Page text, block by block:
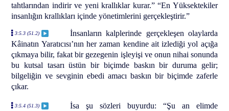
tahtlarından indirir ve yeni krallıklar kurar.” “En Yüksektekiler
insanlığın krallıkları içinde yönetimlerini gerçekleştirir.”
3:5.3 (51.2)
İnsanların kalplerinde gerçekleşen olaylarda
Kâinatın Yaratıcısı’nın her zaman kendine ait izlediği yol açığa
çıkmaya bilir, fakat bir gezegenin işleyişi ve onun nihai sonunda
bu kutsal tasarı üstün bir biçimde baskın bir duruma gelir;
bilgeliğin ve sevginin ebedi amacı baskın bir biçimde zaferle
çıkar.
3:5.4 (51.3)
İsa şu sözleri buyurdu: “Şu an elimde